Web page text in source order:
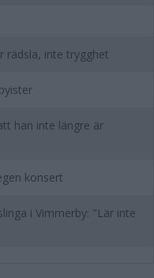
rädsla, inte trygghet
han inte längre är
konsert
i Vimmerby: "Lär inte